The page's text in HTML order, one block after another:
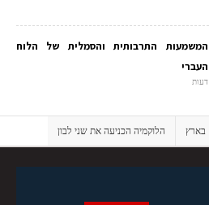
המשמעות התרבותית והסמלית של הלוח
העברי
דעות
בארץ הלוקמיה הכניעה את שני לבון